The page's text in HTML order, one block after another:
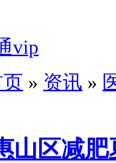
vip
» 资讯 »
山区减